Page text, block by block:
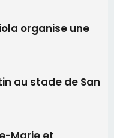
Marie et
du tournoi du
du